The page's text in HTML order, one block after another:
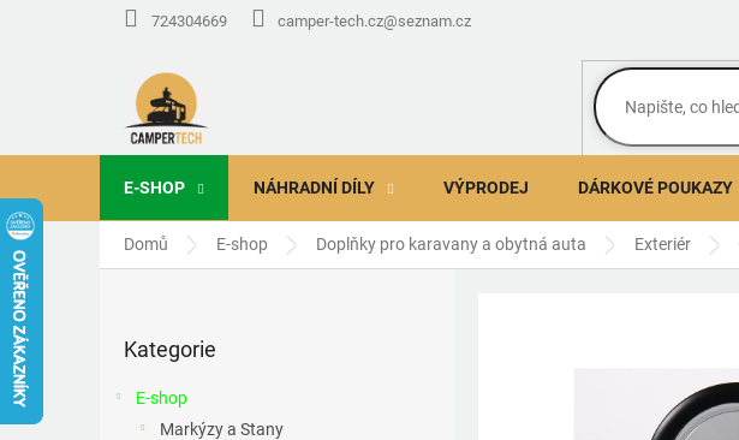
724304669 camper-tech.cz@seznam.cz
E-SHOP NÁHRADNÍ DÍLY VÝPRODEJ DÁRKOVÉ POUKAZY
Domů E-shop Doplňky pro karavany a obytná auta Exteriér
kategorie
Kategorie
E-shop
Markýzy a Stany